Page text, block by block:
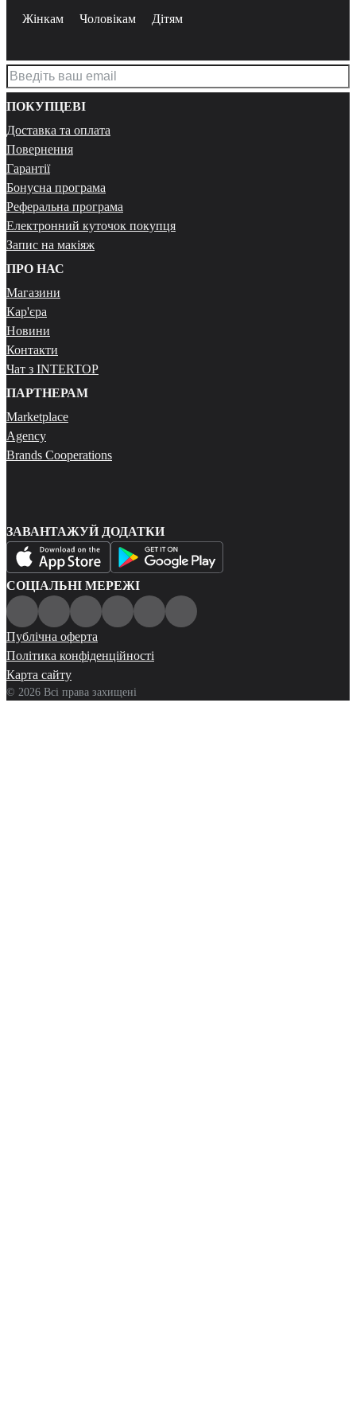
Жінкам Чоловікам Дітям
ПОКУПЦЕВІ
Доставка та оплата
Повернення
Гарантії
Бонусна програма
Реферальна програма
Електронний куточок покупця
Запис на макіяж
ПРО НАС
Магазини
Кар'єра
Новини
Контакти
Чат з INTERTOP
ПАРТНЕРАМ
Marketplace
Agency
Brands Cooperations
ЗАВАНТАЖУЙ ДОДАТКИ
СОЦІАЛЬНІ МЕРЕЖІ
Публічна оферта
Політика конфіденційності
Карта сайту
© 2026 Всі права захищені